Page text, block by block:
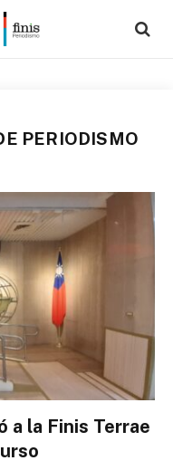
PERIODISMO
a la Finis Terrae